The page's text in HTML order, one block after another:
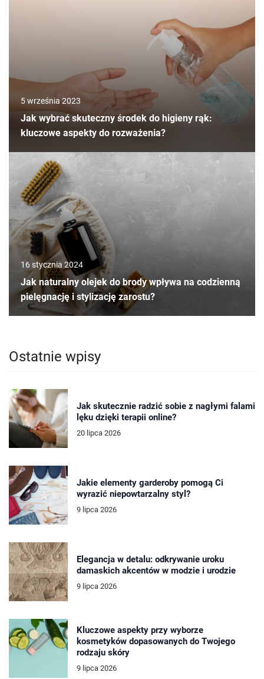
5 września 2023
Jak wybrać skuteczny środek do higieny rąk:
kluczowe aspekty do rozważenia?
16 stycznia 2024
Jak naturalny olejek do brody wpływa na codzienną
pielęgnację i stylizację zarostu?
Ostatnie wpisy
Jak skutecznie radzić sobie z nagłymi falami
lęku dzięki terapii online?
20 lipca 2026
Jakie elementy garderoby pomogą Ci
wyrazić niepowtarzalny styl?
9 lipca 2026
Elegancja w detalu: odkrywanie uroku
damaskich akcentów w modzie i urodzie
9 lipca 2026
Kluczowe aspekty przy wyborze
kosmetyków dopasowanych do Twojego
rodzaju skóry
9 lipca 2026